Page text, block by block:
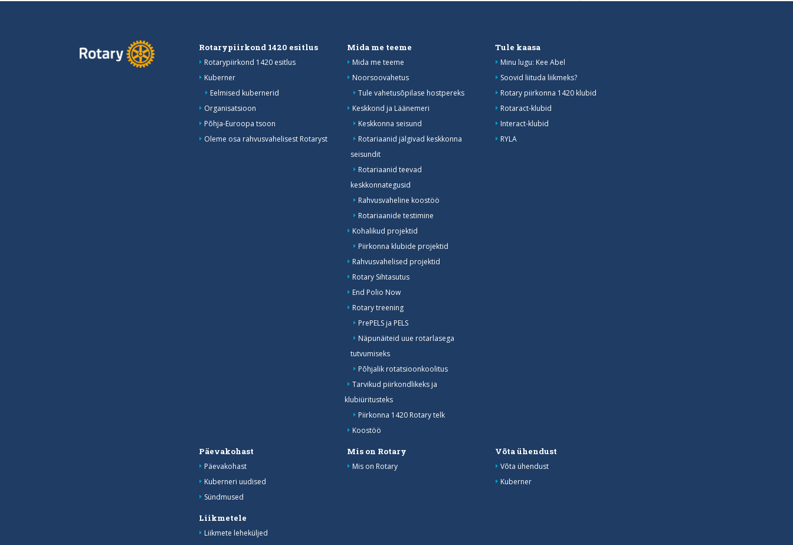
Rotarypiirkond 1420 esitlus
Rotarypiirkond 1420 esitlus
Kuberner
Eelmised kubernerid
Organisatsioon
Põhja-Euroopa tsoon
Oleme osa rahvusvahelisest Rotaryst
Mida me teeme
Mida me teeme
Noorsoovahetus
Tule vahetusõpilase hostpereks
Keskkond ja Läänemeri
Keskkonna seisund
Rotariaanid jälgivad keskkonna
seisundit
Rotariaanid teevad
keskkonnategusid
Rahvusvaheline koostöö
Rotariaanide testimine
Kohalikud projektid
Piirkonna klubide projektid
Rahvusvahelised projektid
Rotary Sihtasutus
End Polio Now
Rotary treening
PrePELS ja PELS
Näpunäiteid uue rotarlasega
tutvumiseks
Põhjalik rotatsioonkoolitus
Tarvikud piirkondlikeks ja
klubiüritusteks
Piirkonna 1420 Rotary telk
Koostöö
Tule kaasa
Minu lugu: Kee Abel
Soovid liituda liikmeks?
Rotary piirkonna 1420 klubid
Rotaract-klubid
Interact-klubid
RYLA
Päevakohast
Päevakohast
Kuberneri uudised
Sündmused
Mis on Rotary
Mis on Rotary
Võta ühendust
Võta ühendust
Kuberner
Liikmetele
Liikmete leheküljed